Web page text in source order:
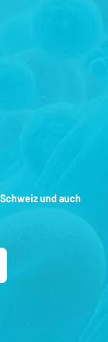
und auch